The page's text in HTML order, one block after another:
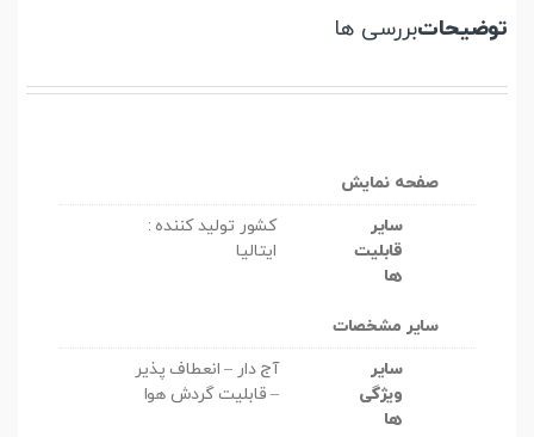
توضیحاتبررسی ها
صفحه نمایش
سایر
قابلیت
ها
کشور تولید کننده :
ایتالیا
سایر مشخصات
سایر
ویژگی
ها
آج دار – انعطاف پذیر
– قابلیت گردش هوا